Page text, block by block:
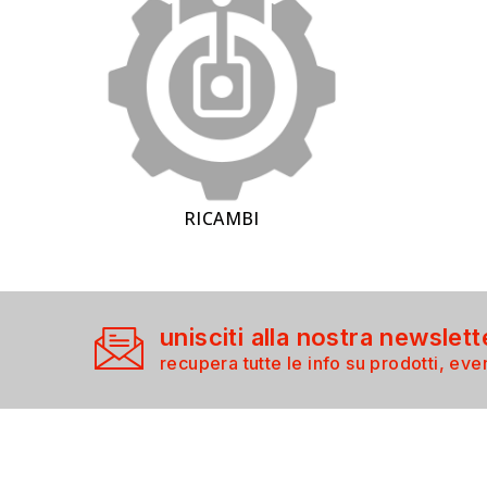
RICAMBI
unisciti alla nostra
recupera tutte le info su prodotti,